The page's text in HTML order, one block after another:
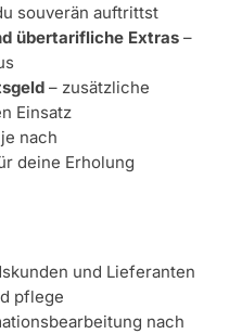
souverän auftrittst
übertarifliche Extras –
– zusätzliche
Einsatz
nach
deine Erholung
und Lieferanten
pflege
nach